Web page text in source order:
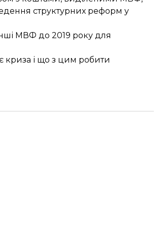
структурних реформ у
МВФ до 2019 року для
криза і що з цим робити